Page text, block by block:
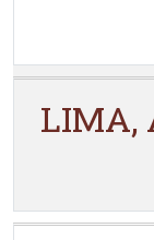
LIMA,